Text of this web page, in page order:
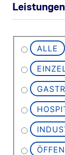
Leistungen
ALLE